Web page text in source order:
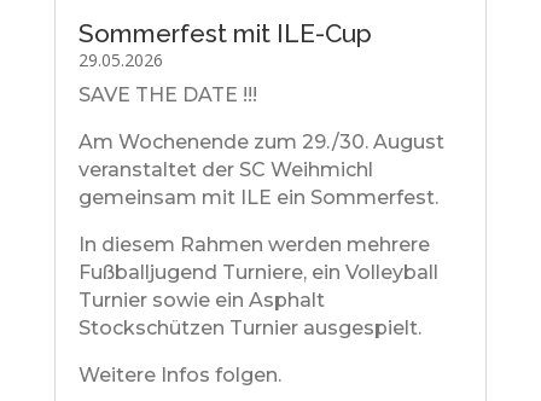
Sommerfest mit ILE-Cup
29.05.2026
SAVE THE DATE !!!
Am Wochenende zum 29./30. August
veranstaltet der SC Weihmichl
gemeinsam mit ILE ein Sommerfest.
In diesem Rahmen werden mehrere
Fußballjugend Turniere, ein Volleyball
Turnier sowie ein Asphalt
Stockschützen Turnier ausgespielt.
Weitere Infos folgen.